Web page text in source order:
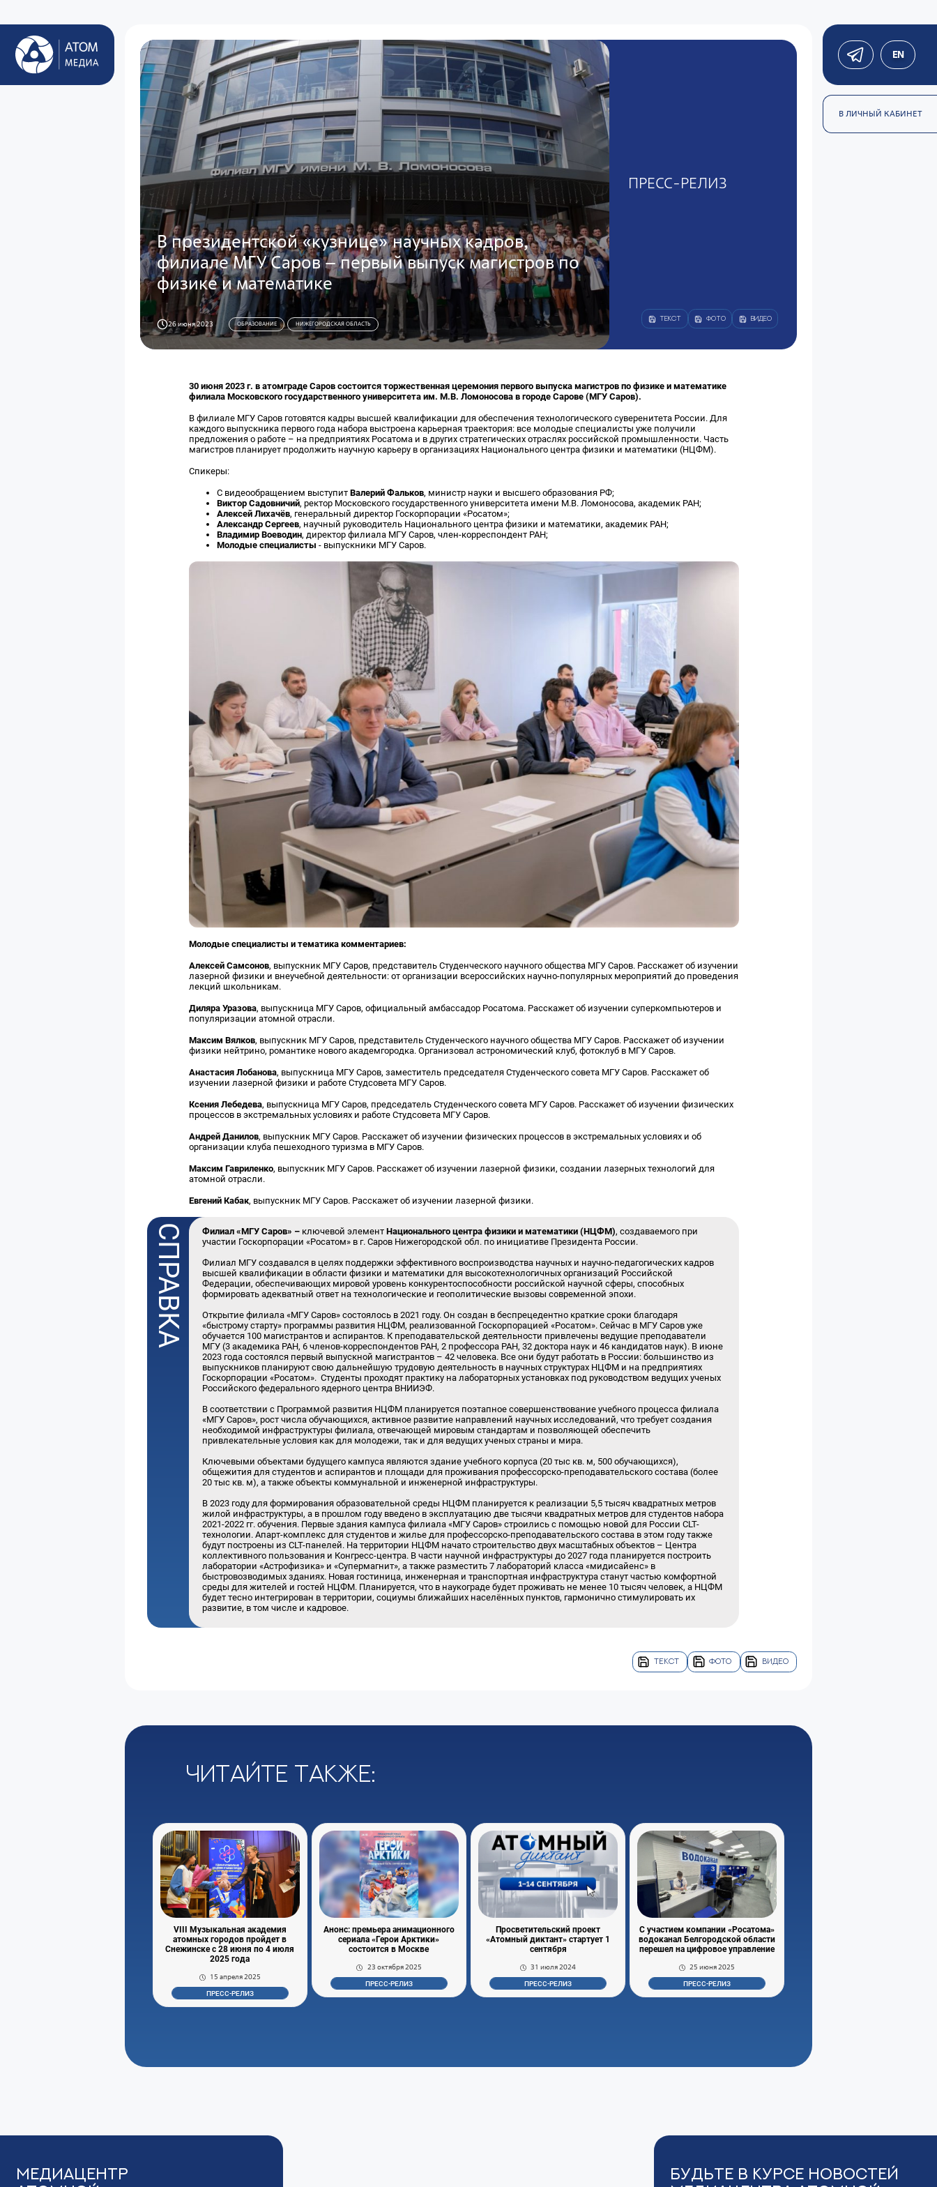
EN
В ЛИЧНЫЙ КАБИНЕТ
В президентской «кузнице» научных кадров,
филиале МГУ Саров – первый выпуск магистров по
физике и математике
26 июня 2023 ОБРАЗОВАНИЕ НИЖЕГОРОДСКАЯ ОБЛАСТЬ
ПРЕСС-РЕЛИЗ
ТЕКСТ ФОТО ВИДЕО
30 июня 2023 г. в атомграде Саров состоится торжественная церемония первого выпуска магистров по физике и математике
филиала Московского государственного университета им. М.В. Ломоносова в городе Сарове (МГУ Саров).
В филиале МГУ Саров готовятся кадры высшей квалификации для обеспечения технологического суверенитета России. Для
каждого выпускника первого года набора выстроена карьерная траектория: все молодые специалисты уже получили
предложения о работе – на предприятиях Росатома и в других стратегических отраслях российской промышленности. Часть
магистров планирует продолжить научную карьеру в организациях Национального центра физики и математики (НЦФМ).
Спикеры:
С видеообращением выступитВалерий Фальков, министр науки и высшего образования РФ;
Виктор Садовничий, ректор Московского государственного университета имени М.В. Ломоносова, академик РАН;
Алексей Лихачёв, генеральный директор Госкорпорации «Росатом»;
Александр Сергеев, научный руководитель Национального центра физики и математики, академик РАН;
Владимир Воеводин, директор филиала МГУ Саров, член-корреспондент РАН;
Молодые специалисты - выпускники МГУ Саров.
Молодые специалисты и тематика комментариев:
Алексей Самсонов, выпускник МГУ Саров, представитель Студенческого научного общества МГУ Саров. Расскажет об изучении
лазерной физики и внеучебной деятельности: от организации всероссийских научно-популярных мероприятий до проведения
лекций школьникам.
Диляра Уразова, выпускница МГУ Саров, официальный амбассадор Росатома. Расскажет об изучении суперкомпьютеров и
популяризации атомной отрасли.
Максим Вялков, выпускник МГУ Саров, представитель Студенческого научного общества МГУ Саров. Расскажет об изучении
физики нейтрино, романтике нового академгородка. Организовал астрономический клуб, фотоклуб в МГУ Саров.
Анастасия Лобанова, выпускница МГУ Саров, заместитель председателя Студенческого совета МГУ Саров. Расскажет об
изучении лазерной физики и работе Студсовета МГУ Саров.
Ксения Лебедева, выпускница МГУ Саров, председатель Студенческого совета МГУ Саров. Расскажет об изучении физических
процессов в экстремальных условиях и работе Студсовета МГУ Саров.
Андрей Данилов, выпускник МГУ Саров. Расскажет об изучении физических процессов в экстремальных условиях и об
организации клуба пешеходного туризма в МГУ Саров.
Максим Гавриленко, выпускник МГУ Саров. Расскажет об изучении лазерной физики, создании лазерных технологий для
атомной отрасли.
Евгений Кабак, выпускник МГУ Саров. Расскажет об изучении лазерной физики.
Филиал «МГУ Саров» – ключевой элементНационального центра физики и математики (НЦФМ), создаваемого при
участии Госкорпорации «Росатом» в г. Саров Нижегородской обл. по инициативе Президента России.
Филиал МГУ создавался в целях поддержки эффективного воспроизводства научных и научно-педагогических кадров
высшей квалификации в области физики и математики для высокотехнологичных организаций Российской
Федерации, обеспечивающих мировой уровень конкурентоспособности российской научной сферы, способных
формировать адекватный ответ на технологические и геополитические вызовы современной эпохи.
Открытие филиала «МГУ Саров» состоялось в 2021 году. Он создан в беспрецедентно краткие сроки благодаря
«быстрому старту» программы развития НЦФМ, реализованной Госкорпорацией «Росатом». Сейчас в МГУ Саров уже
обучается 100 магистрантов и аспирантов. К преподавательской деятельности привлечены ведущие преподаватели
МГУ (3 академика РАН, 6 членов-корреспондентов РАН, 2 профессора РАН, 32 доктора наук и 46 кандидатов наук). В июне
2023 года состоялся первый выпускной магистрантов – 42 человека. Все они будут работать в России: большинство из
выпускников планируют свою дальнейшую трудовую деятельность в научных структурах НЦФМ и на предприятиях
Госкорпорации «Росатом». Студенты проходят практику на лабораторных установках под руководством ведущих ученых
Российского федерального ядерного центра ВНИИЭФ.
В соответствии с Программой развития НЦФМ планируется поэтапное совершенствование учебного процесса филиала
«МГУ Саров», рост числа обучающихся, активное развитие направлений научных исследований, что требует создания
необходимой инфраструктуры филиала, отвечающей мировым стандартам и позволяющей обеспечить
привлекательные условия как для молодежи, так и для ведущих ученых страны и мира.
Ключевыми объектами будущего кампуса являются здание учебного корпуса (20 тыс кв. м, 500 обучающихся),
общежития для студентов и аспирантов и площади для проживания профессорско-преподавательского состава (более
20 тыс кв. м), а также объекты коммунальной и инженерной инфраструктуры.
В 2023 году для формирования образовательной среды НЦФМ планируется к реализации 5,5 тысяч квадратных метров
жилой инфраструктуры, а в прошлом году введено в эксплуатацию две тысячи квадратных метров для студентов набора
2021-2022 гг. обучения. Первые здания кампуса филиала «МГУ Саров» строились с помощью новой для России CLT-
технологии. Апарт-комплекс для студентов и жилье для профессорско-преподавательского состава в этом году также
будут построены из CLT-панелей. На территории НЦФМ начато строительство двух масштабных объектов – Центра
коллективного пользования и Конгресс-центра. В части научной инфраструктуры до 2027 года планируется построить
лаборатории «Астрофизика» и «Супермагнит», а также разместить 7 лабораторий класса «мидисайенс» в
быстровозводимых зданиях. Новая гостиница, инженерная и транспортная инфраструктура станут частью комфортной
среды для жителей и гостей НЦФМ. Планируется, что в наукограде будет проживать не менее 10 тысяч человек, а НЦФМ
будет тесно интегрирован в территории, социумы ближайших населённых пунктов, гармонично стимулировать их
развитие, в том числе и кадровое.
ТЕКСТ ФОТО ВИДЕО
Читайте также:
VIII Музыкальная академия
атомных городов пройдет в
Снежинске с 28 июня по 4 июля
2025 года
15 апреля 2025
ПРЕСС-РЕЛИЗ
Анонс: премьера анимационного
сериала «Герои Арктики»
состоится в Москве
23 октября 2025
ПРЕСС-РЕЛИЗ
Просветительский проект
«Атомный диктант» стартует 1
сентября
31 июля 2024
ПРЕСС-РЕЛИЗ
С участием компании «Росатома»
водоканал Белгородской области
перешел на цифровое управление
25 июня 2025
ПРЕСС-РЕЛИЗ
Медиацентр
Будьте в курсе новостей